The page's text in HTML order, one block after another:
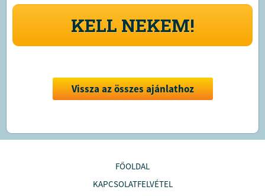
KELL NEKEM!
Vissza az összes ajánlathoz
FŐOLDAL
KAPCSOLATFELVÉTEL